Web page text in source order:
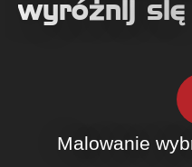
wyróżnij się
Malowanie